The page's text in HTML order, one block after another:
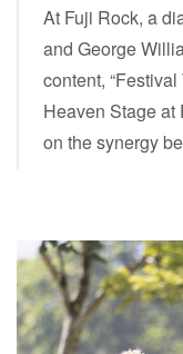
At Fuji Rock, a
and George
content,
Heaven Stage at
on the synergy